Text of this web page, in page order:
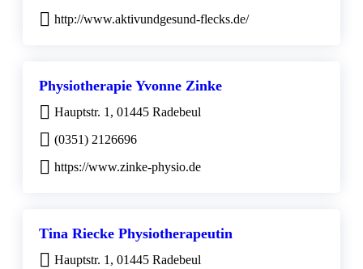
http://www.aktivundgesund-flecks.de/
Physiotherapie Yvonne Zinke
Hauptstr. 1, 01445 Radebeul
(0351) 2126696
https://www.zinke-physio.de
Tina Riecke Physiotherapeutin
Hauptstr. 1, 01445 Radebeul